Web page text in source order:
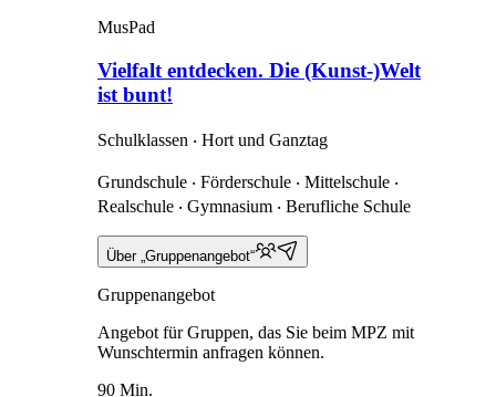
MusPad
Vielfalt entdecken. Die (Kunst-)Welt
ist bunt!
Schulklassen ‧ Hort und Ganztag
Grundschule ‧ Förderschule ‧ Mittelschule ‧
Realschule ‧ Gymnasium ‧ Berufliche Schule
Über „Gruppenangebot“
Gruppenangebot
Angebot für Gruppen, das Sie beim MPZ mit
Wunschtermin anfragen können.
90 Min.